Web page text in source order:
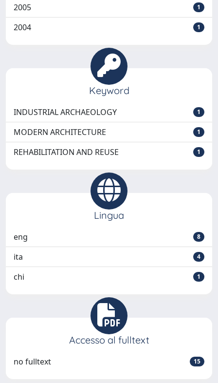
2005 1
2004 1
Keyword
INDUSTRIAL ARCHAEOLOGY 1
MODERN ARCHITECTURE 1
REHABILITATION AND REUSE 1
Lingua
eng 8
ita 4
chi 1
Accesso al fulltext
no fulltext 15